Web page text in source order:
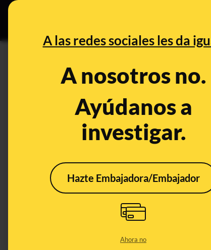
A las redes sociales les da
A nosotros no.
Ayúdanos a
investigar.
Hazte Embajadora/Embajador
Ahora no
Qué sabemos del
"nuevo método de
personas mayores